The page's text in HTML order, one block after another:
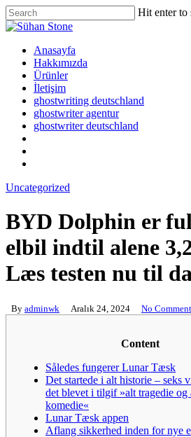
Skip
to
content
Hit enter to
Close
Menu
Anasayfa
Hakkımızda
Ürünler
İletişim
ghostwriting deutschland
ghostwriter agentur
ghostwriter deutschland
Uncategorized
BYD Dolphin er
elbil indtil alene
Læs testen nu til
By adminwk Aralık 24, 2024 No
Content
Således fungerer Lunar Tæsk
Det startede i alt historie – seks
det blevet i tilgif »alt tragedie
komedie«
Lunar Tæsk appen
Aflang sikkerhed inden for nye